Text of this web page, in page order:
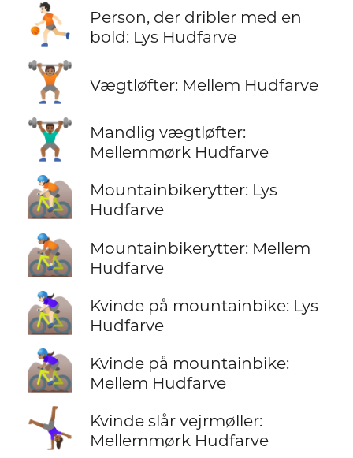
⛹🏻
Person, der dribler med en
bold: Lys Hudfarve
🏋🏽 Vægtløfter: Mellem Hudfarve
🏋🏾‍♂️
Mandlig vægtløfter:
Mellemmørk Hudfarve
🚵🏻
Mountainbikerytter: Lys
Hudfarve
🚵🏽
Mountainbikerytter: Mellem
Hudfarve
🚵🏻‍♀️
Kvinde på mountainbike: Lys
Hudfarve
🚵🏽‍♀️
Kvinde på mountainbike:
Mellem Hudfarve
🤸🏾‍♀️
Kvinde slår vejrmøller:
Mellemmørk Hudfarve